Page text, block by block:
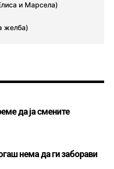
и Марсела)
желба)
да ја смените
нема да ги заборави